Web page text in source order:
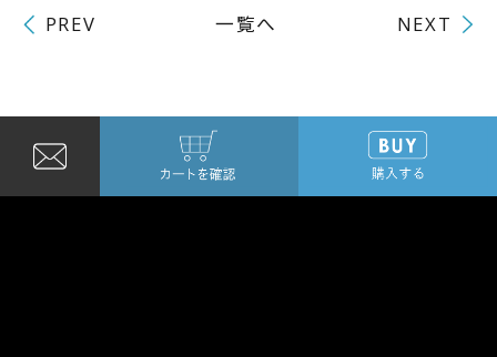
PREV 一覧へ NEXT